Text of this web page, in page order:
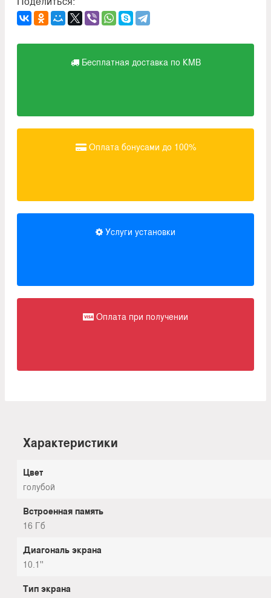
Бесплатная доставка по КМВ
Оплата бонусами до 100%
Услуги установки
Оплата при получении
Характеристики
Цвет
голубой
Встроенная память
16 Гб
Диагональ экрана
10.1''
Тип экрана